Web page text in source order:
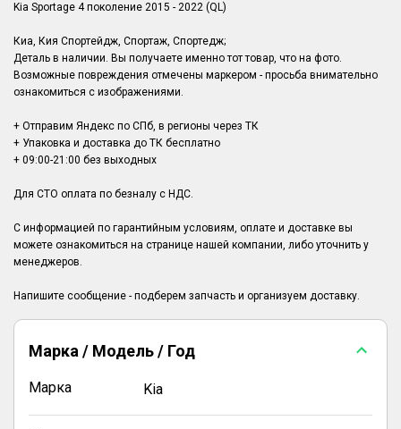
Kia Sportage 4 поколение 2015 - 2022 (QL)
Киа, Кия Спортейдж, Спортаж, Спортедж;
Деталь в наличии. Вы получаете именно тот товар, что на фото.
Возможные повреждения отмечены маркером - просьба внимательно
ознакомиться с изображениями.
+ Отправим Яндекс по СПб, в регионы через ТК
+ Упаковка и доставка до ТК бесплатно
+ 09:00-21:00 без выходных
Для СТО оплата по безналу с НДС.
С информацией по гарантийным условиям, оплате и доставке вы
можете ознакомиться на странице нашей компании, либо уточнить у
менеджеров.
Марка / Модель / Год
Марка Kia